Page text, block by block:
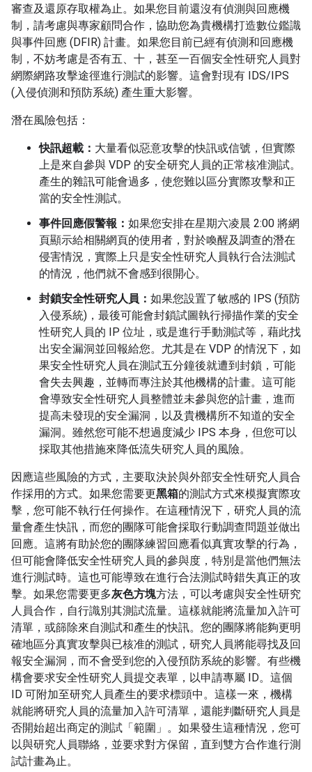
審查及還原存取權為止。如果您目前還沒有偵測與回應機
制，請考慮與專家顧問合作，協助您為貴機構打造數位鑑識
與事件回應 (DFIR) 計畫。如果您目前已經有偵測和回應機
制，不妨考慮是否有五、十，甚至一百個安全性研究人員對
網際網路攻擊途徑進行測試的影響。這會對現有 IDS/IPS
(入侵偵測和預防系統) 產生重大影響。
潛在風險包括：
快訊超載： 大量看似惡意攻擊的快訊或信號，但實際
上是來自參與 VDP 的安全研究人員的正常核准測試。
產生的雜訊可能會過多，使您難以區分實際攻擊和正
當的安全性測試。
事件回應假警報： 如果您安排在星期六凌晨 2:00 將網
頁顯示給相關網頁的使用者，對於喚醒及調查的潛在
侵害情況，實際上只是安全性研究人員執行合法測試
的情況，他們就不會感到很開心。
封鎖安全性研究人員： 如果您設置了敏感的 IPS (預防
入侵系統)，最後可能會封鎖試圖執行掃描作業的安全
性研究人員的 IP 位址，或是進行手動測試等，藉此找
出安全漏洞並回報給您。尤其是在 VDP 的情況下，如
果安全性研究人員在測試五分鐘後就遭到封鎖，可能
會失去興趣，並轉而專注於其他機構的計畫。這可能
會導致安全性研究人員整體並未參與您的計畫，進而
提高未發現的安全漏洞，以及貴機構所不知道的安全
漏洞。雖然您可能不想過度減少 IPS 本身，但您可以
採取其他措施來降低流失研究人員的風險。
因應這些風險的方式，主要取決於與外部安全性研究人員合
作採用的方式。如果您需要更黑箱的測試方式來模擬實際攻
擊，您可能不執行任何操作。在這種情況下，研究人員的流
量會產生快訊，而您的團隊可能會採取行動調查問題並做出
回應。這將有助於您的團隊練習回應看似真實攻擊的行為，
但可能會降低安全性研究人員的參與度，特別是當他們無法
進行測試時。這也可能導致在進行合法測試時錯失真正的攻
擊。如果您需要更多灰色方塊方法，可以考慮與安全性研究
人員合作，自行識別其測試流量。這樣就能將流量加入許可
清單，或篩除來自測試和產生的快訊。您的團隊將能夠更明
確地區分真實攻擊與已核准的測試，研究人員將能尋找及回
報安全漏洞，而不會受到您的入侵預防系統的影響。有些機
構會要求安全性研究人員提交表單，以申請專屬 ID。這個
ID 可附加至研究人員產生的要求標頭中。這樣一來，機構
就能將研究人員的流量加入許可清單，還能判斷研究人員是
否開始超出商定的測試「範圍」 。如果發生這種情況，您可
以與研究人員聯絡，並要求對方保留，直到雙方合作進行測
試計畫為止。